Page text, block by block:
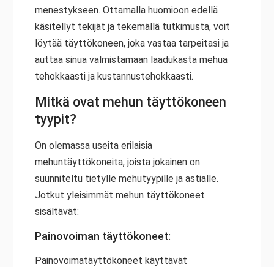
menestykseen. Ottamalla huomioon edellä
käsitellyt tekijät ja tekemällä tutkimusta, voit
löytää täyttökoneen, joka vastaa tarpeitasi ja
auttaa sinua valmistamaan laadukasta mehua
tehokkaasti ja kustannustehokkaasti.
Mitkä ovat mehun täyttökoneen
tyypit?
On olemassa useita erilaisia
mehuntäyttökoneita, joista jokainen on
suunniteltu tietylle mehutyypille ja astialle.
Jotkut yleisimmät mehun täyttökoneet
sisältävät:
Painovoiman täyttökoneet:
Painovoimatäyttökoneet käyttävät